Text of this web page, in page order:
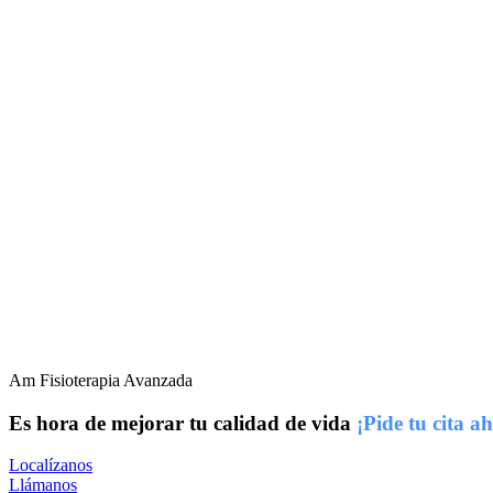
Am Fisioterapia Avanzada
Es hora de mejorar tu calidad de vida ¡Pide tu cita
Localízanos
Llámanos